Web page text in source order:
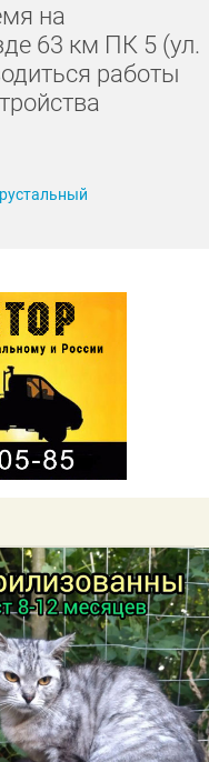
на
63 км ПК 5 (ул.
работы